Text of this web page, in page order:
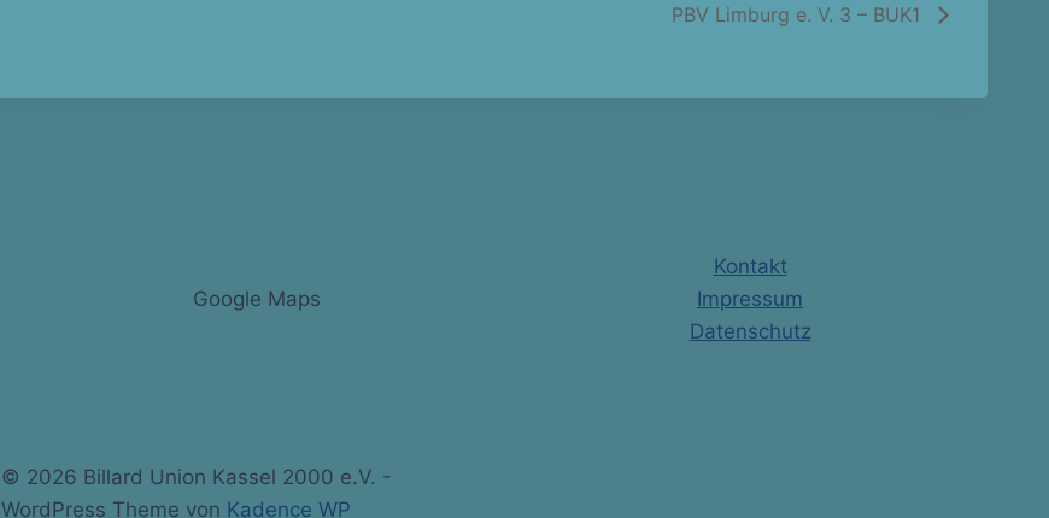
PBV Limburg e. V. 3 – BUK1
Google Maps
Kontakt
Impressum
Datenschutz
© 2026 Billard Union Kassel 2000 e.V. -
WordPress Theme von Kadence WP